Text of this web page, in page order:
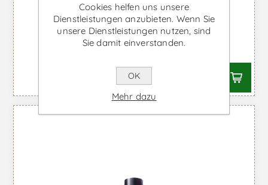
Royal Oporto Colheita 2007 -
Portwein
Ab €66,25 inkl. MwSt.
Cookies helfen uns unsere
Dienstleistungen anzubieten. Wenn Sie
unsere Dienstleistungen nutzen, sind
Sie damit einverstanden.
OK
Mehr dazu